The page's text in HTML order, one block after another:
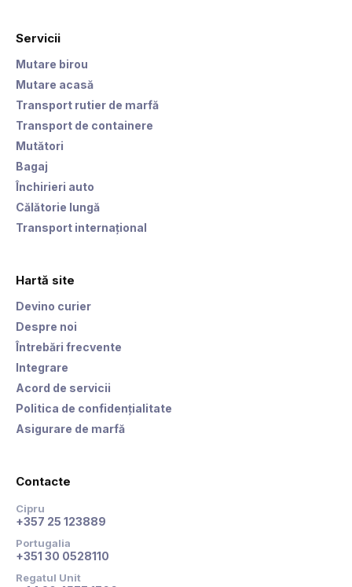
Servicii
Mutare birou
Mutare acasă
Transport rutier de marfă
Transport de containere
Mutători
Bagaj
Închirieri auto
Călătorie lungă
Transport internațional
Hartă site
Devino curier
Despre noi
Întrebări frecvente
Integrare
Acord de servicii
Politica de confidențialitate
Asigurare de marfă
Contacte
Cipru
+357 25 123889
Portugalia
+351 30 0528110
Regatul Unit